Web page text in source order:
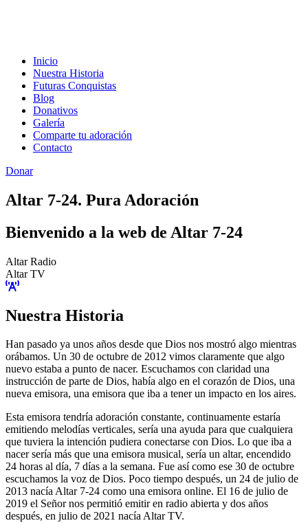
Inicio
Nuestra Historia
Futuras Conquistas
Blog
Donativos
Galería
Comparte tu adoración
Contacto
Donar
Altar 7-24. Pura Adoración
Bienvenido a la web de Altar 7-24
Altar Radio
Altar TV
Nuestra Historia
Han pasado ya unos años desde que Dios nos mostró algo mientras
orábamos. Un 30 de octubre de 2012 vimos claramente que algo
nuevo estaba a punto de nacer. Escuchamos con claridad una
instrucción de parte de Dios, había algo en el corazón de Dios, una
nueva emisora, una emisora que iba a tener un impacto en los aires.
Esta emisora tendría adoración constante, continuamente estaría
emitiendo melodías verticales, sería una ayuda para que cualquiera
que tuviera la intención pudiera conectarse con Dios. Lo que iba a
nacer sería más que una emisora musical, sería un altar, encendido
24 horas al día, 7 días a la semana. Fue así como ese 30 de octubre
escuchamos la voz de Dios. Poco tiempo después, un 24 de julio de
2013 nacía Altar 7-24 como una emisora online. El 16 de julio de
2019 el Señor nos permitió emitir en radio abierta y dos años
después, en julio de 2021 nacía Altar TV.